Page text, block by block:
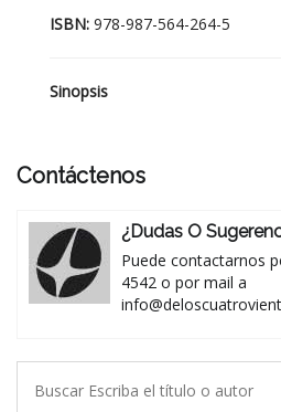
ISBN: 978-987-564-264-5
Sinopsis
Contáctenos
¿Dudas O
Puede contactarnos
4542 o por mail a